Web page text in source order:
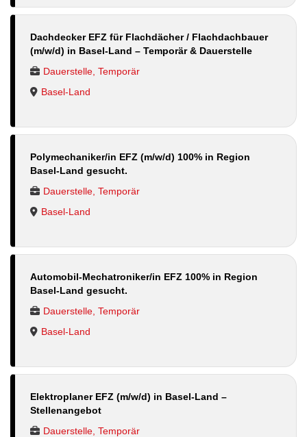
Dachdecker EFZ für Flachdächer / Flachdachbauer
(m/w/d) in Basel-Land – Temporär & Dauerstelle
Dauerstelle, Temporär
Basel-Land
Polymechaniker/in EFZ (m/w/d) 100% in Region
Basel-Land gesucht.
Dauerstelle, Temporär
Basel-Land
Automobil-Mechatroniker/in EFZ 100% in Region
Basel-Land gesucht.
Dauerstelle, Temporär
Basel-Land
Elektroplaner EFZ (m/w/d) in Basel-Land –
Stellenangebot
Dauerstelle, Temporär